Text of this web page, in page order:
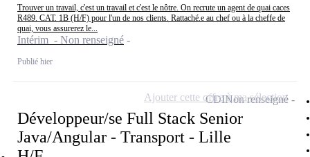
Trouver un travail, c'est un travail et c'est le nôtre. On recrute un agent de quai caces
R489. CAT. 1B (H/F) pour l'un de nos clients. Rattaché.e au chef ou à la cheffe de
quai, vous assurerez le...
Intérim - Non renseigné
Publié hier
Développeur/se Full Stack Senior
Java/Angular - Transport - Lille
CDINon renseigné
Ajouter cette offre à ma sélection